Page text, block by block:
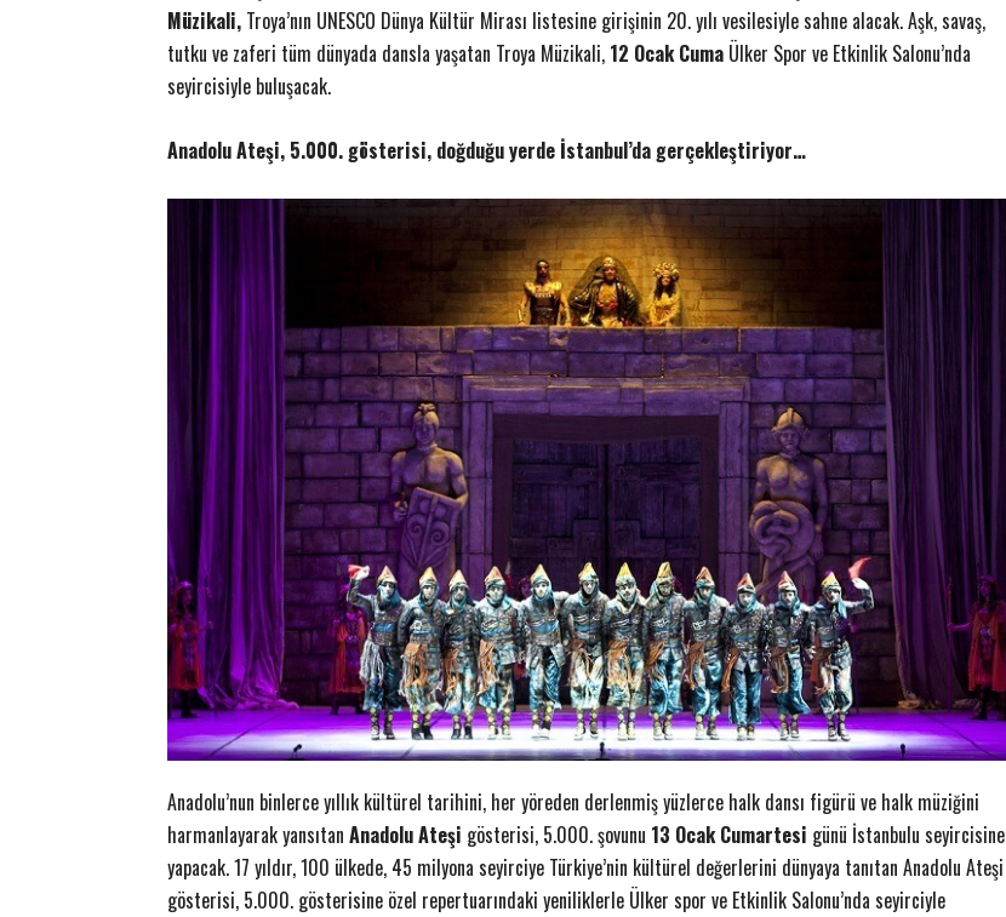
Müzikali, Troya’nın UNESCO Dünya Kültür Mirası listesine girişinin 20. yılı vesilesiyle sahne alacak. Aşk, savaş,
tutku ve zaferi tüm dünyada dansla yaşatan Troya Müzikali, 12 Ocak Cuma Ülker Spor ve Etkinlik Salonu’nda
seyircisiyle buluşacak.
Anadolu Ateşi, 5.000. gösterisi, doğduğu yerde İstanbul’da gerçekleştiriyor…
Anadolu’nun binlerce yıllık kültürel tarihini, her yöreden derlenmiş yüzlerce halk dansı figürü ve halk müziğini
harmanlayarak yansıtan Anadolu Ateşi gösterisi, 5.000. şovunu 13 Ocak Cumartesi günü İstanbulu seyircisine
yapacak. 17 yıldır, 100 ülkede, 45 milyona seyirciye Türkiye’nin kültürel değerlerini dünyaya tanıtan Anadolu Ateşi
gösterisi, 5.000. gösterisine özel repertuarındaki yeniliklerle Ülker spor ve Etkinlik Salonu’nda seyirciyle